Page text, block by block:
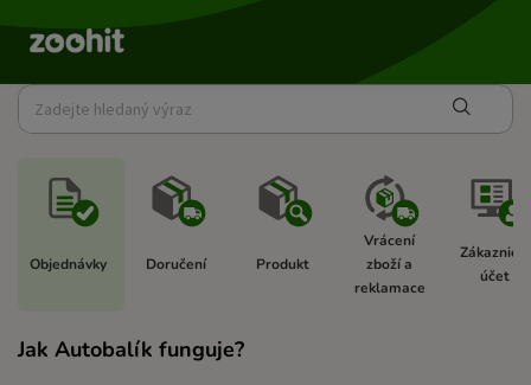
Objednávky Doručení Produkt
Vrácení
zboží a
reklamace
účet
Jak Autobalík funguje?